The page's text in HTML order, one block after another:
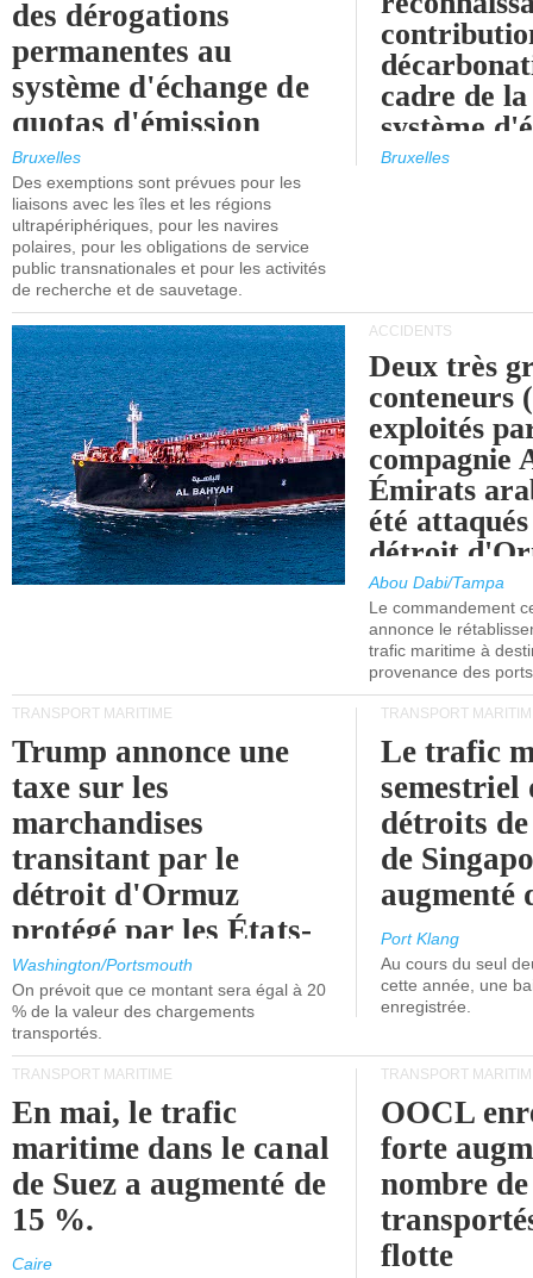
des dérogations
permanentes au
système d'échange de
quotas d'émission
maritimes de l'UE
après 2030.
Bruxelles
Des exemptions sont prévues pour les
liaisons avec les îles et les régions
ultrapériphériques, pour les navires
polaires, pour les obligations de service
public transnationales et pour les activités
de recherche et de sauvetage.
cadre de
système
quotas
Bruxelles
ACCIDENTS
Deux très
conteneurs
exploités
compagnie
Émirats
été
détroit
Abou Dabi/Tampa
Le commandement
annonce le
trafic maritime à
provenance des
TRANSPORT MARITIME
Trump annonce une
taxe sur les
marchandises
transitant par le
détroit d'Ormuz
protégé par les États-
Unis.
Washington/Portsmouth
On prévoit que ce montant sera égal à 20
% de la valeur des chargements
transportés.
TRANSPORT
Le trafic
semestriel
détroits
de
augmenté
Port Klang
Au cours du seul
cette année, une
enregistrée.
TRANSPORT MARITIME
En mai, le trafic
maritime dans le canal
de Suez a augmenté de
15 %.
Caire
TRANSPORT
OOCL
forte
nombre
flotte